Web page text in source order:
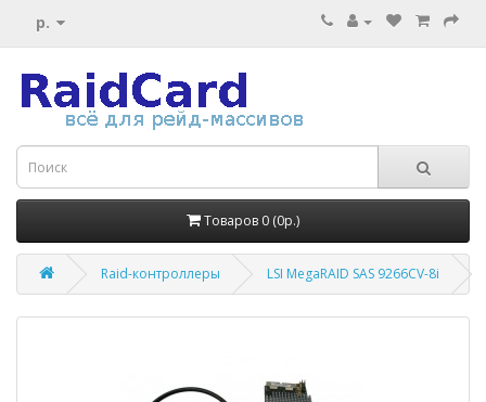
р.
Товаров 0 (0р.)
Raid-контроллеры LSI MegaRAID SAS 9266CV-8i